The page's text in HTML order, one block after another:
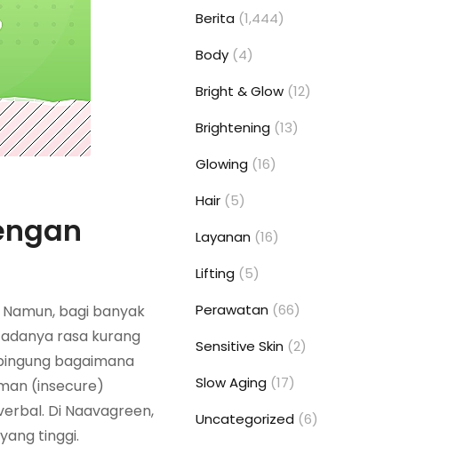
bagi banyak
rasa kurang
bagaimana
(insecure)
Di Naavagreen,
tinggi.
Berita (1,444)
Body (4)
Bright & Glow (12)
Brightening (13)
Glowing (16)
Hair (5)
Layanan (16)
Lifting (5)
Perawatan (66)
Sensitive Skin (2)
Slow Aging (17)
Uncategorized (6)